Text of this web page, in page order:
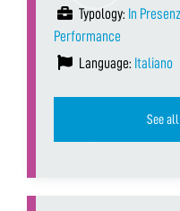
Typology: In
Performance
Language: Italiano
See